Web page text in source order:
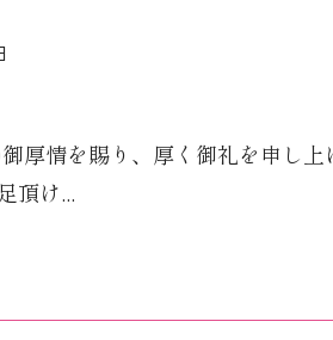
厚情を賜り、厚く御礼を申し上
頂け...